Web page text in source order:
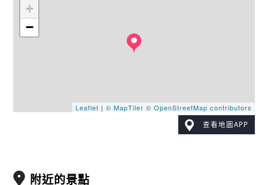
+
−
Leaflet | © MapTiler © OpenStreetMap contributors
查看地圖APP
附近的景點